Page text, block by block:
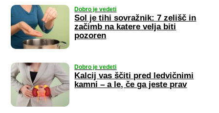
Dobro je vedeti
Sol je tihi sovražnik: 7 zelišč in
začimb na katere velja biti
pozoren
Dobro je vedeti
Kalcij vas ščiti pred ledvičnimi
kamni – a le, če ga jeste prav